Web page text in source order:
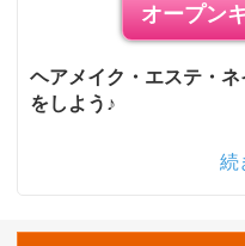
オープン
ヘアメイク・エステ・
をしよう♪
続